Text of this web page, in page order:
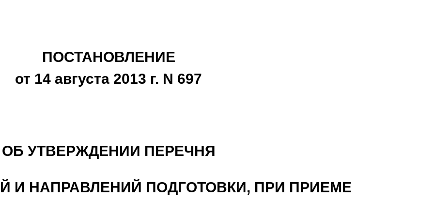
ПОСТАНОВЛЕНИЕ
от 14 августа 2013 г. N 697
ОБ УТВЕРЖДЕНИИ ПЕРЕЧНЯ
И НАПРАВЛЕНИЙ ПОДГОТОВКИ, ПРИ ПРИЕМЕ